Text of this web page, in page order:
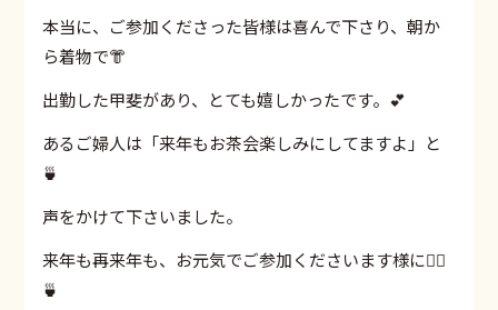
本当に、ご参加くださった皆様は喜んで下さり、朝か
ら着物で👘
出勤した甲斐があり、とても嬉しかったです。💕
あるご婦人は「来年もお茶会楽しみにしてますよ」と
🍵
声をかけて下さいました。
来年も再来年も、お元気でご参加くださいます様に🙇‍♀️
🍵